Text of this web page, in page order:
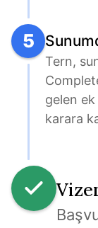
5
Tern,
gelen
karara